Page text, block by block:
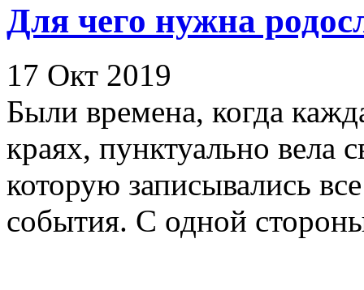
Для чего нужна
17 Окт 2019
Были времена, когда
краях, пунктуально вела
которую записывались
события. С одной